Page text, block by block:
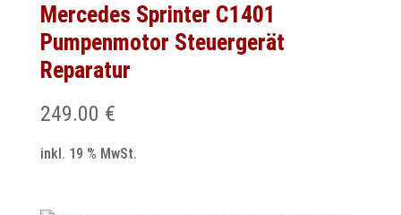
Mercedes Sprinter C1401
Pumpenmotor Steuergerät
Reparatur
249.00 €
inkl. 19 % MwSt.